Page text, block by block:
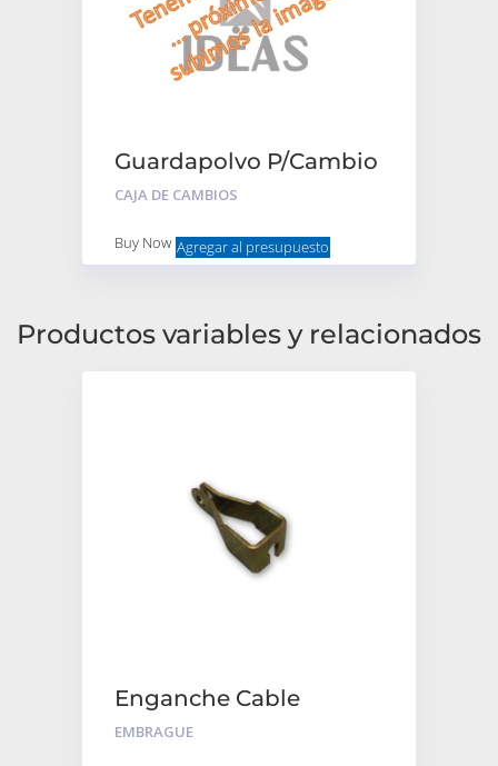
Guardapolvo P/Cambio
Super America
CAJA DE CAMBIOS
Buy Now Agregar al presupuesto
Productos variables y relacionados
Enganche Cable
Embrague 3cv
EMBRAGUE